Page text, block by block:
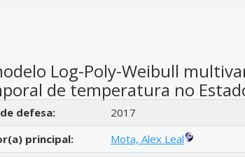
Log-Poly-Weibull
de temperatura no
bibliográficos
defesa:
2017
principal:
Mota, Alex Leal